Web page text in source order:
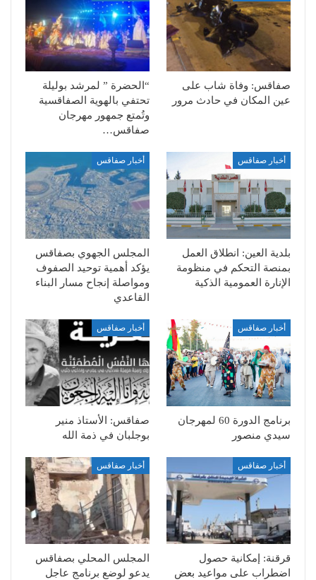
صفاقس: وفاة شاب على
عين المكان في حادث مرور
“الحضرة ” لمرشد بوليلة
تحتفي بالهوية الصفاقسية
وتُمتع جمهور مهرجان
صفاقس…
أخبار صفاقس
بلدية العين: انطلاق العمل
بمنصة التحكم في منظومة
الإنارة العمومية الذكية
أخبار صفاقس
المجلس الجهوي بصفاقس
يؤكد أهمية توحيد الصفوف
ومواصلة إنجاح مسار البناء
القاعدي
أخبار صفاقس
برنامج الدورة 60 لمهرجان
سيدي منصور
أخبار صفاقس
صفاقس: الأستاذ منير
بوجلبان في ذمة الله
أخبار صفاقس
قرقنة: إمكانية حصول
اضطراب على مواعيد بعض
أخبار صفاقس
المجلس المحلي بصفاقس
يدعو لوضع برنامج عاجل